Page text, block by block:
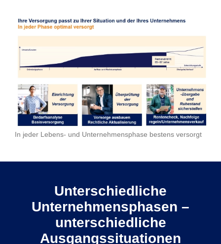
In jeder Lebens- und Unternehmensphase bestens versorgt
Unterschiedliche
Unternehmensphasen –
unterschiedliche
Ausgangssituationen